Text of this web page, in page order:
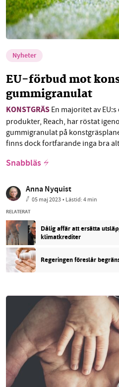
Nyheter
EU-förbud mot
gummigranulat
KONSTGRÄS En majoritet av
produkter, Reach, har röstat
gummigranulat på
finns dock fortfarande inga bra
Snabbläs
Anna Nyquist
05 maj 2023• Lästid:4 min
RELATERAT
Dålig affär att ersätta
klimatkrediter
Regeringen föreslår